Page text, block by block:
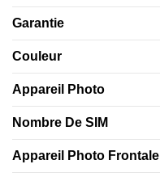
Garantie
Couleur
Appareil Photo
Nombre De SIM
Appareil Photo Frontale